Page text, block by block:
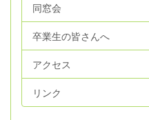
同窓会
卒業生の皆さんへ
アクセス
リンク